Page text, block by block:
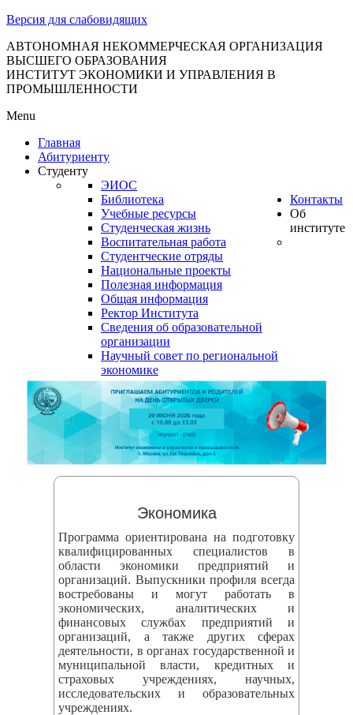
Версия для слабовидящих
АВТОНОМНАЯ НЕКОММЕРЧЕСКАЯ ОРГАНИЗАЦИЯ
ВЫСШЕГО ОБРАЗОВАНИЯ
ИНСТИТУТ ЭКОНОМИКИ И УПРАВЛЕНИЯ В
ПРОМЫШЛЕННОСТИ
Menu
Главная
Абитуриенту
Студенту
ЭИОС
Библиотека
Учебные ресурсы
Студенческая жизнь
Воспитательная работа
Студентческие отряды
Национальные проекты
Полезная информация
Контакты
Об
институте
Общая информация
Ректор Института
Сведения об образовательной
организации
Научный совет по региональной
экономике
Экономика
Программа ориентирована на подготовку
квалифицированных специалистов в
области экономики предприятий и
организаций. Выпускники профиля всегда
востребованы и могут работать в
экономических, аналитических и
финансовых службах предприятий и
организаций, а также других сферах
деятельности, в органах государственной и
муниципальной власти, кредитных и
страховых учреждениях, научных,
исследовательских и образовательных
учреждениях.